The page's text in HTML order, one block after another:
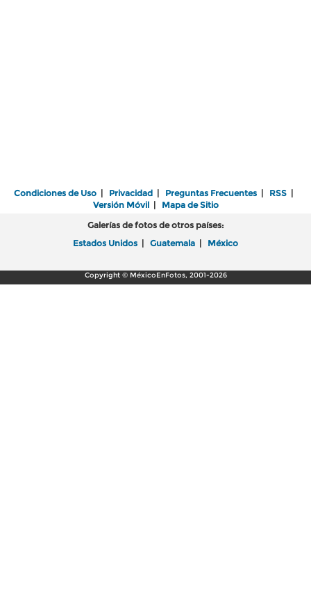
Condiciones de Uso | Privacidad | Preguntas Frecuentes | RSS |
Versión Móvil| Mapa de Sitio
Galerías de fotos de otros países:
Estados Unidos | Guatemala | México
Copyright © MéxicoEnFotos, 2001-2026